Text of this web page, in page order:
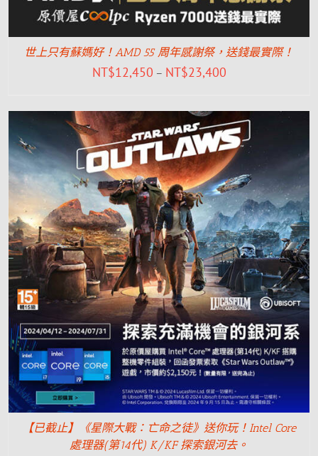
世上只有蘇媽好！AMD 55 周年感謝祭，送錢最實際！
NT$12,450 – NT$23,400
【已截止】《星際大戰：亡命之徒》送你玩！Intel Core
處理器(第14代) K/KF 探索銀河去。